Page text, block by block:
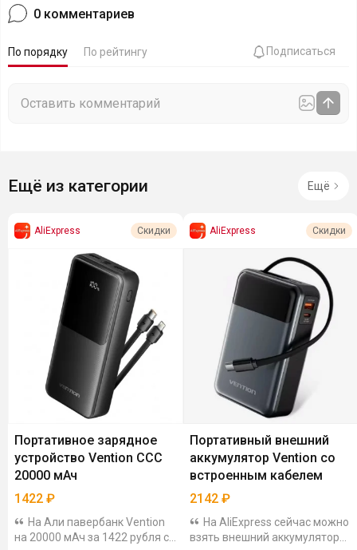
0 комментариев
По порядку По рейтингу Подписаться
Ещё из категории Ещё
AliExpress Скидки
Портативное зарядное
устройство Vention CCC
20000 мАч
1422 ₽
На Али павербанк Vention
на 20000 мАч за 1422 рубля с
AliExpress Скидки
Портативный внешний
аккумулятор Vention со
встроенным кабелем
2142 ₽
На AliExpress сейчас можно
взять внешний аккумулятор